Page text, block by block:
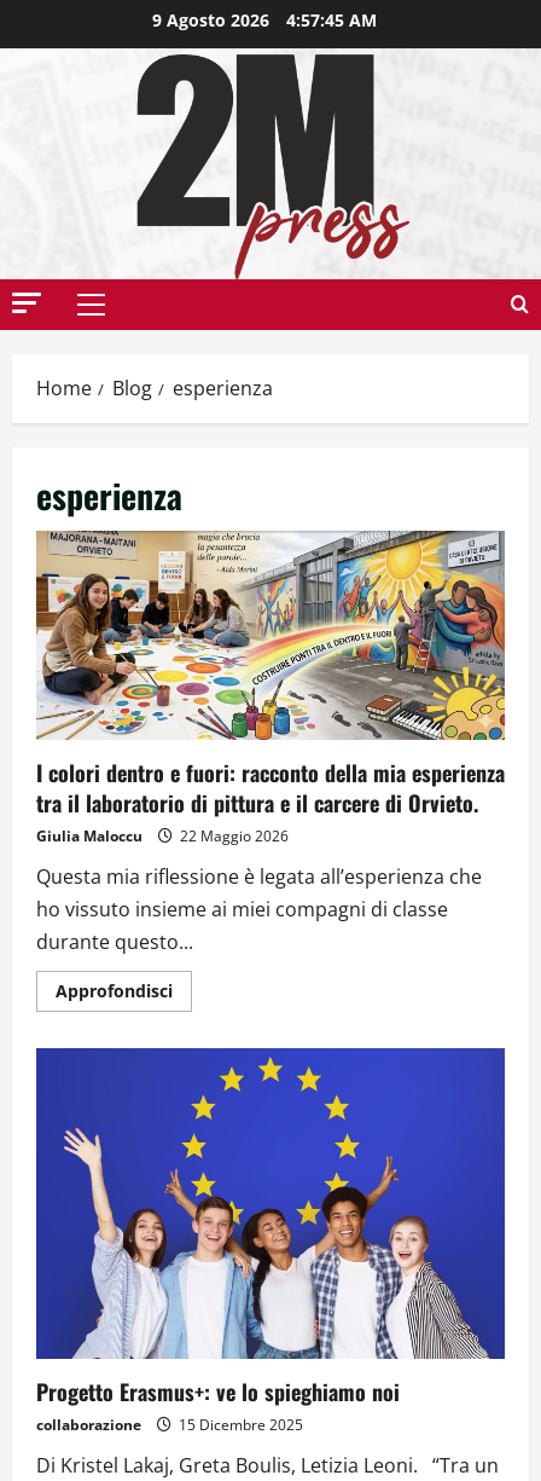
9 Agosto 2026 4:57:46 AM
Home Blog esperienza
esperienza
I colori dentro e fuori: racconto della mia esperienza
tra il laboratorio di pittura e il carcere di Orvieto.
Giulia Maloccu 22 Maggio 2026
Questa mia riflessione è legata all’esperienza che
ho vissuto insieme ai miei compagni di classe
durante questo...
Approfondisci
Progetto Erasmus+: ve lo spieghiamo noi
collaborazione 15 Dicembre 2025
Di Kristel Lakaj, Greta Boulis, Letizia Leoni. “Tra un